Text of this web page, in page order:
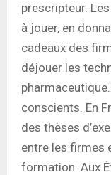
prescripteur.
à jouer, en
cadeaux des
déjouer les
conscients. En
des thèses
entre les firmes
formation. Aux